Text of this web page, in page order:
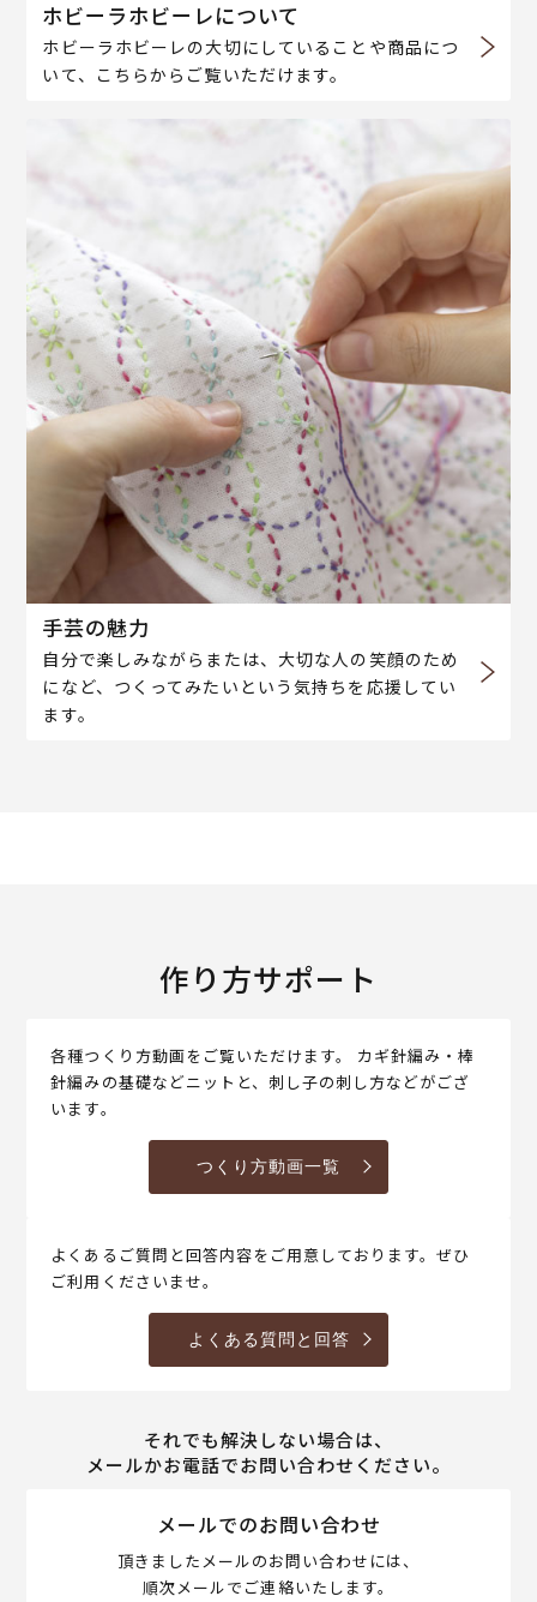
ホビーラホビーレについて
ホビーラホビーレの大切にしていることや商品につ
いて、こちらからご覧いただけます。
手芸の魅力
自分で楽しみながらまたは、大切な人の笑顔のため
になど、つくってみたいという気持ちを応援してい
ます。
作り方サポート
各種つくり方動画をご覧いただけます。 カギ針編み・棒
針編みの基礎などニットと、刺し子の刺し方などがござ
います。
つくり方動画一覧
よくあるご質問と回答内容をご用意しております。ぜひ
ご利用くださいませ。
よくある質問と回答
それでも解決しない場合は、
メールかお電話でお問い合わせください。
メールでのお問い合わせ
頂きましたメールのお問い合わせには、
順次メールでご連絡いたします。